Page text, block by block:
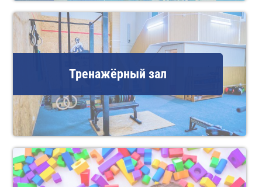
Тренажёрный зал